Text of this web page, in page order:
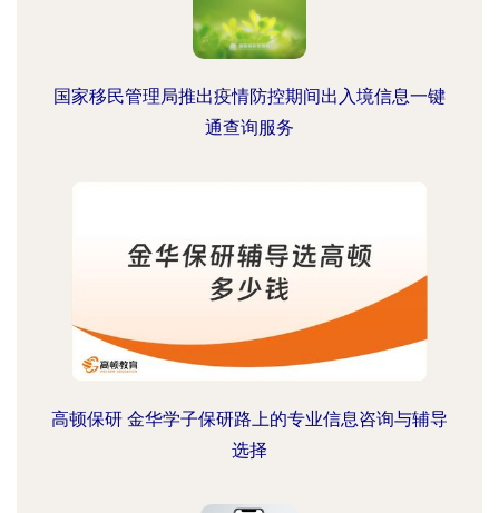
国家移民管理局推出疫情防控期间出入境信息一键
通查询服务
高顿保研 金华学子保研路上的专业信息咨询与辅导
选择